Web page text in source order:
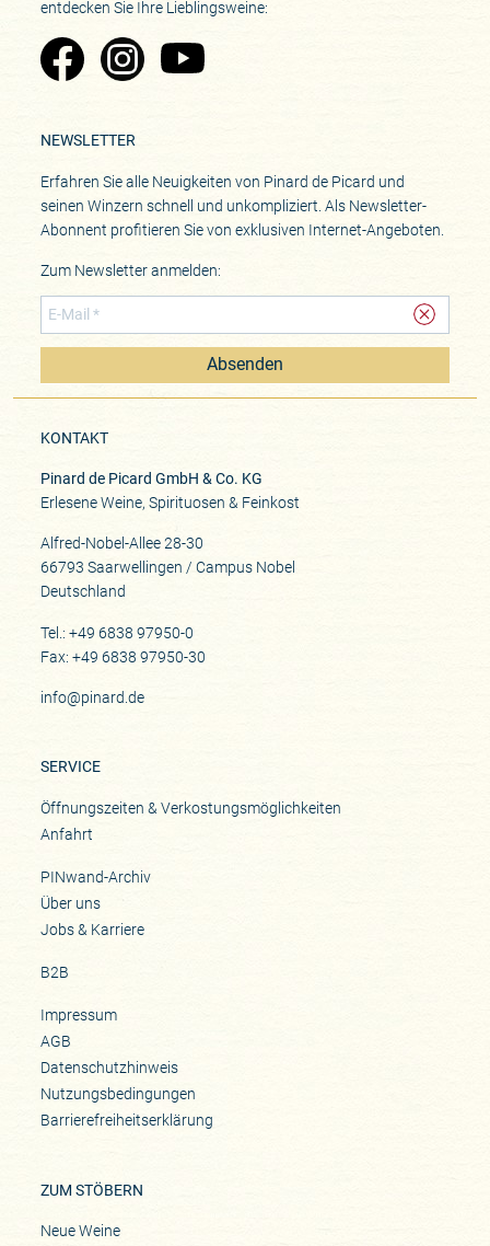
entdecken Sie Ihre Lieblingsweine:
Zu Pinard's Facebook-Seite
Zu Pinard's Instagram-Seite
Zu Pinard's YouTube-Seite
NEWSLETTER
Erfahren Sie alle Neuigkeiten von Pinard de Picard und
seinen Winzern schnell und unkompliziert. Als Newsletter-
Abonnent profitieren Sie von exklusiven Internet-Angeboten.
Zum Newsletter anmelden:
Absenden
KONTAKT
Pinard de Picard GmbH & Co. KG
Erlesene Weine, Spirituosen & Feinkost
Alfred-Nobel-Allee 28-30
66793 Saarwellingen / Campus Nobel
Deutschland
Tel.: +49 6838 97950-0
Fax: +49 6838 97950-30
info@pinard.de
SERVICE
Öffnungszeiten & Verkostungsmöglichkeiten
Anfahrt
PINwand-Archiv
Über uns
Jobs & Karriere
B2B
Impressum
AGB
Datenschutzhinweis
Nutzungsbedingungen
Barrierefreiheitserklärung
ZUM STÖBERN
Neue Weine